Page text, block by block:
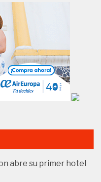
abre su primer hotel